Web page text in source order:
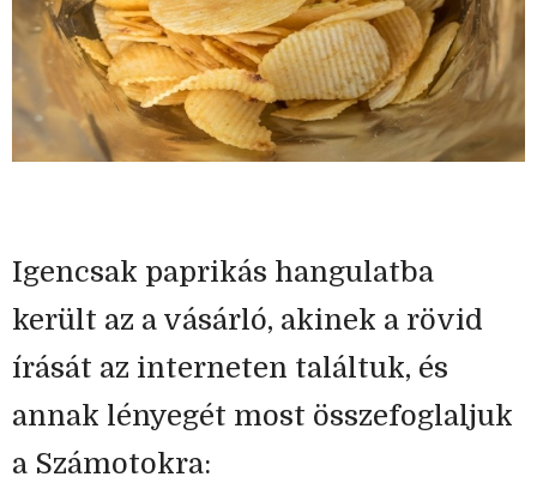
Igencsak paprikás hangulatba
került az a vásárló, akinek a rövid
írását az interneten találtuk, és
annak lényegét most összefoglaljuk
a Számotokra: